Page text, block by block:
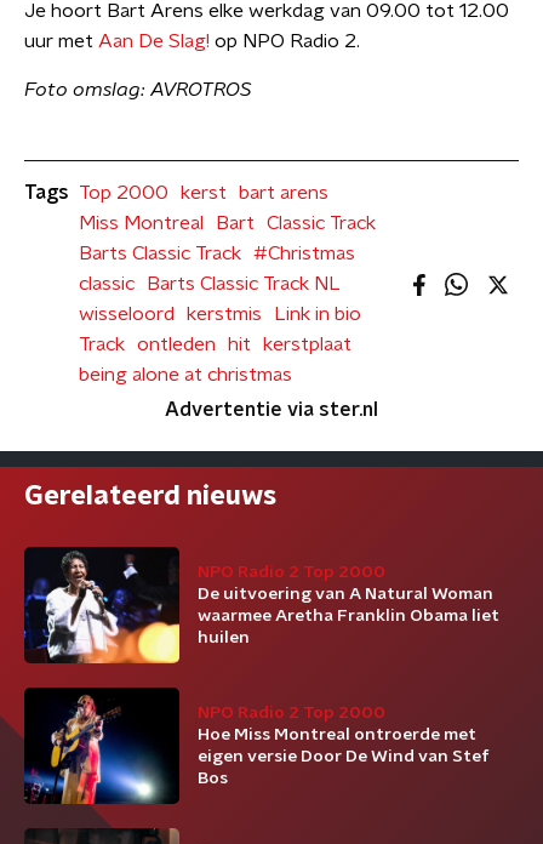
Je hoort Bart Arens elke werkdag van 09.00 tot 12.00
uur met Aan De Slag! op NPO Radio 2.
Foto omslag: AVROTROS
Tags Top 2000 kerst
bart arens
Miss Montreal
Bart
Classic Track
Barts Classic Track
#Christmas
classic
Barts Classic Track NL
wisseloord
kerstmis
Link in bio
Track
ontleden hit
kerstplaat
being alone at christmas
Advertentie via ster.nl
Gerelateerd nieuws
NPO Radio 2 Top 2000
De uitvoering van A Natural Woman
waarmee Aretha Franklin Obama liet
huilen
NPO Radio 2 Top 2000
Hoe Miss Montreal ontroerde met
eigen versie Door De Wind van Stef
Bos